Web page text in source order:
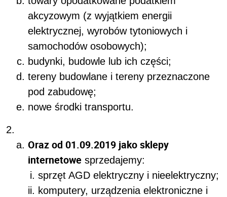
akcyzowym (z wyjątkiem energii
elektrycznej, wyrobów tytoniowych i
samochodów osobowych);
budynki, budowle lub ich części;
tereny budowlane i tereny przeznaczone
pod zabudowę;
nowe środki transportu.
Oraz od 01.09.2019 jako sklepy
internetowe sprzedajemy:
sprzęt AGD elektryczny i nieelektryczny;
komputery, urządzenia elektroniczne i